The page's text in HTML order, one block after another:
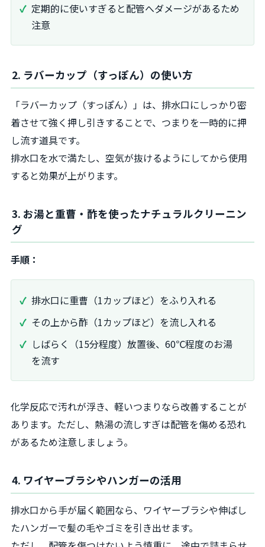
定期的に使いすぎると配管へダメージがあるため
注意
2. ラバーカップ（すっぽん）の使い方
「ラバーカップ（すっぽん）」は、排水口にしっかり密
着させて強く押し引きすることで、つまりを一時的に押
し流す道具です。
排水口を水で満たし、空気が抜けるようにしてから使用
すると効果が上がります。
3. お湯と重曹・酢を使ったナチュラルクリーニン
グ
手順：
排水口に重曹（1カップほど）をふり入れる
その上から酢（1カップほど）を流し入れる
しばらく（15分程度）放置後、60℃程度のお湯
を流す
化学反応で汚れが浮き、軽いつまりなら改善することが
あります。ただし、熱湯の流しすぎは配管を傷める恐れ
があるため注意しましょう。
4. ワイヤーブラシやハンガーの活用
排水口から手が届く範囲なら、ワイヤーブラシや伸ばし
たハンガーで髪の毛やゴミを引き出せます。